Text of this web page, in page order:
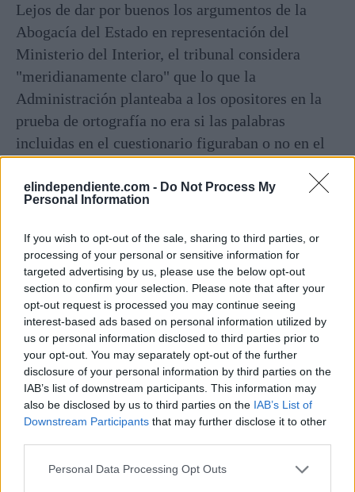
elindependiente.com - Do Not Process My
Personal Information
If you wish to opt-out of the sale, sharing to third parties, or
processing of your personal or sensitive information for
targeted advertising by us, please use the below opt-out
section to confirm your selection. Please note that after your
opt-out request is processed you may continue seeing
interest-based ads based on personal information utilized by
us or personal information disclosed to third parties prior to
your opt-out. You may separately opt-out of the further
disclosure of your personal information by third parties on the
IAB’s list of downstream participants. This information may
also be disclosed by us to third parties on the IAB’s List of
Downstream Participants that may further disclose it to other
Personal Data Processing Opt Outs
Lejos de dar por buenos los argumentos de la
Abogacía del Estado en representación del
Ministerio del Interior, el tribunal considera
"meridianamente claro" que lo que la
Administración planteaba a los opositores en la
prueba de ortografía no era si las palabras
incluidas en el cuestionario figuraban o no en el
propuesta estaba o no correctamente escrita
tomando como base el Diccionario de la RAE
(como se hacía constar en las instrucciones del
cuaderno de examen), "lo que es muy distinto".
En este sentido, los magistrados recuerdan que el
Diccionario únicamente recoge aquellas palabras
que han alcanzado "cierta reiteración en el uso, lo
cual no resta legitimidad y/o corrección a una
palabra compuesta o derivada que a una fecha
determinada no se incluya en el indicado
Diccionario". Tanto es así queel propio
Ministerio del Interior utiliza habitualmente el
término 'ciberataque'en sus comunicados de